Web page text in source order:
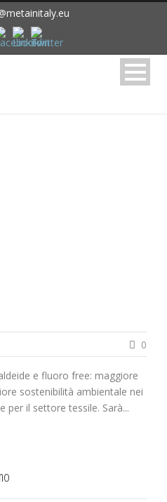
0
e fluoro free: maggiore
sostenibilità ambientale nei
per il settore tessile. Sarà...